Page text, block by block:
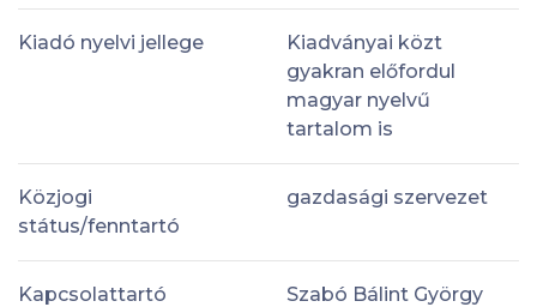
Kiadó nyelvi jellege
Kiadványai közt
gyakran előfordul
magyar nyelvű
tartalom is
Közjogi
státus/fenntartó
gazdasági szervezet
Kapcsolattartó
Szabó Bálint György